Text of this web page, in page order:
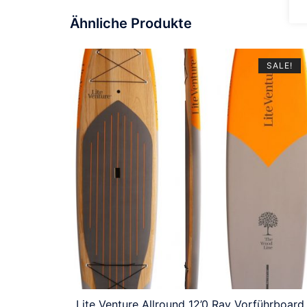
Ähnliche Produkte
SALE!
Lite Venture Allround 12’0 Ray Vorführboard